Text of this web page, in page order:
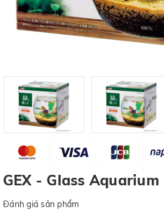
GEX - Glass
Đánh giá sản phẩm